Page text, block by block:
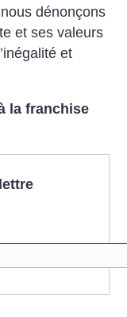
dénonçons
et ses valeurs
et
la franchise